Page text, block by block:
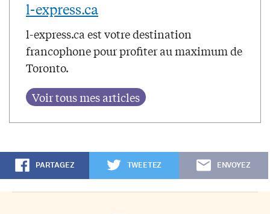
l-express.ca
l-express.ca est votre destination
francophone pour profiter au maximum de
Toronto.
PARTAGEZ TWEETEZ ENVOYEZ